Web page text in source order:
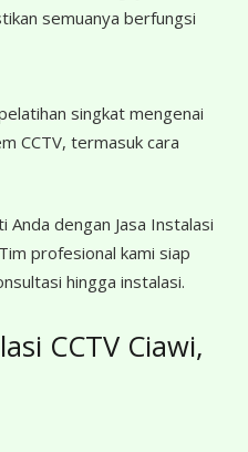
semuanya berfungsi
singkat mengenai
CCTV, termasuk cara
dengan Jasa Instalasi
profesional kami siap
hingga instalasi.
CCTV Ciawi,